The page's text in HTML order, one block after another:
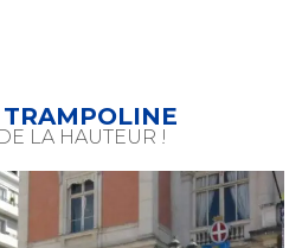
LA HAUTEUR !